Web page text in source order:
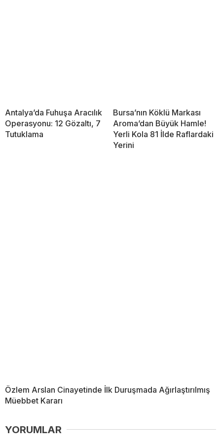
Antalya’da Fuhuşa Aracılık
Operasyonu: 12 Gözaltı, 7
Tutuklama
Bursa’nın Köklü Markası
Aroma’dan Büyük Hamle!
Yerli Kola 81 İlde Raflardaki
Yerini
Özlem Arslan Cinayetinde İlk Duruşmada Ağırlaştırılmış
Müebbet Kararı
YORUMLAR